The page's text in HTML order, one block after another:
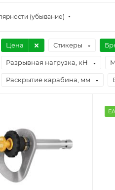
(убывание)
Цена Стикеры
Разрывная нагрузка, кН
Раскрытие карабина, мм